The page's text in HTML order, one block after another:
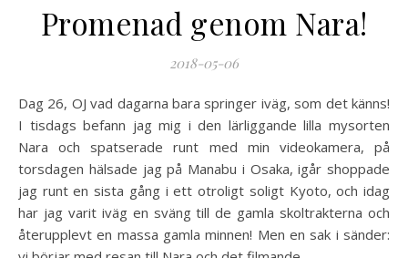
Promenad genom Nara!
2018-05-06
Dag 26, OJ vad dagarna bara springer iväg, som det känns!
I tisdags befann jag mig i den lärliggande lilla mysorten
Nara och spatserade runt med min videokamera, på
torsdagen hälsade jag på Manabu i Osaka, igår shoppade
jag runt en sista gång i ett otroligt soligt Kyoto, och idag
har jag varit iväg en sväng till de gamla skoltrakterna och
återupplevt en massa gamla minnen! Men en sak i sänder: